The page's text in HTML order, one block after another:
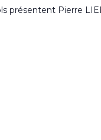
présentent Pierre